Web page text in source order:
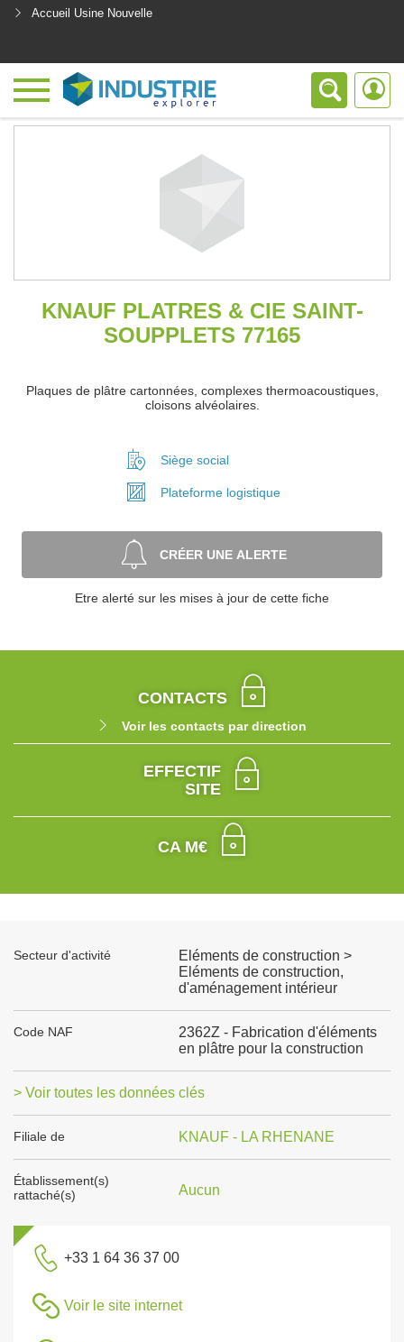
Accueil Usine Nouvelle
KNAUF PLATRES & CIE SAINT-
SOUPPLETS 77165
Plaques de plâtre cartonnées, complexes thermoacoustiques,
cloisons alvéolaires.
Siège social
Plateforme logistique
CRÉER UNE ALERTE
Etre alerté sur les mises à jour de cette fiche
CONTACTS
Voir les contacts par direction
EFFECTIF
SITE
CA M€
Secteur d'activité
Eléments de construction >
Eléments de construction,
d'aménagement intérieur
Code NAF
2362Z - Fabrication d'éléments
en plâtre pour la construction
> Voir toutes les données clés
Filiale de KNAUF - LA RHENANE
Établissement(s)
rattaché(s)
Aucun
+33 1 64 36 37 00
Voir le site internet